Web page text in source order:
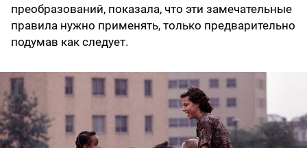
преобразований, показала, что эти замечательные
правила нужно применять, только предварительно
подумав как следует.